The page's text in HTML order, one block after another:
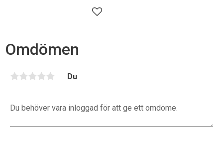
Omdömen
Du
Lägg till i favoriter